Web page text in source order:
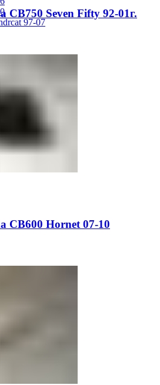
97-07
CB750 Seven Fifty 92-01г.
CB600 Hornet 07-10